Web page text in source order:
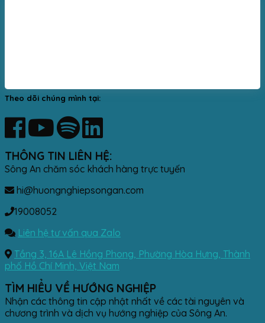
Theo dõi chúng mình tại:
THÔNG TIN LIÊN HỆ:
Sông An chăm sóc khách hàng trực tuyến
hi@huongnghiepsongan.com
19008052
Liên hệ tư vấn qua Zalo
Tầng 3, 16A Lê Hồng Phong, Phường Hòa Hưng, Thành
phố Hồ Chí Minh, Việt Nam
TÌM HIỂU VỀ HƯỚNG NGHIỆP
Nhận các thông tin cập nhật nhất về các tài nguyên và
chương trình và dịch vụ hướng nghiệp của Sông An.